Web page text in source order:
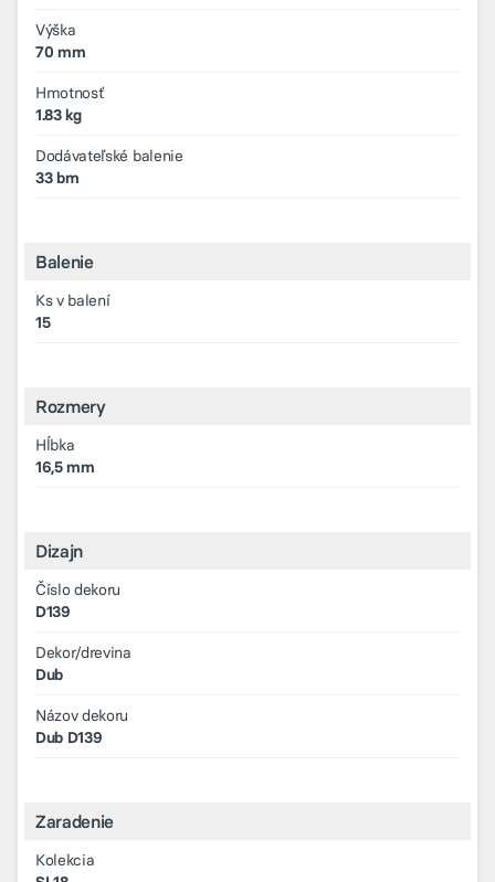
Výška
70 mm
Hmotnosť
1.83 kg
Dodávateľské balenie
33 bm
Balenie
Ks v balení
15
Rozmery
Hĺbka
16,5 mm
Dizajn
Číslo dekoru
D139
Dekor/drevina
Dub
Názov dekoru
Dub D139
Zaradenie
Kolekcia